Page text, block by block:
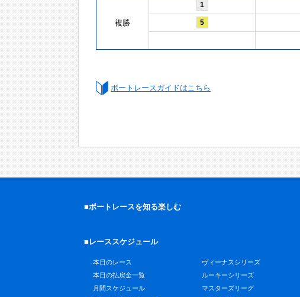
複勝
1
5
ボートレースガイドはこちら
■ボートレースを知る楽しむ
■レーススケジュール
本日のレース
本日の払戻金一覧
月間スケジュール
ヴィーナスシリーズ
ルーキーシリーズ
マスターズリーグ